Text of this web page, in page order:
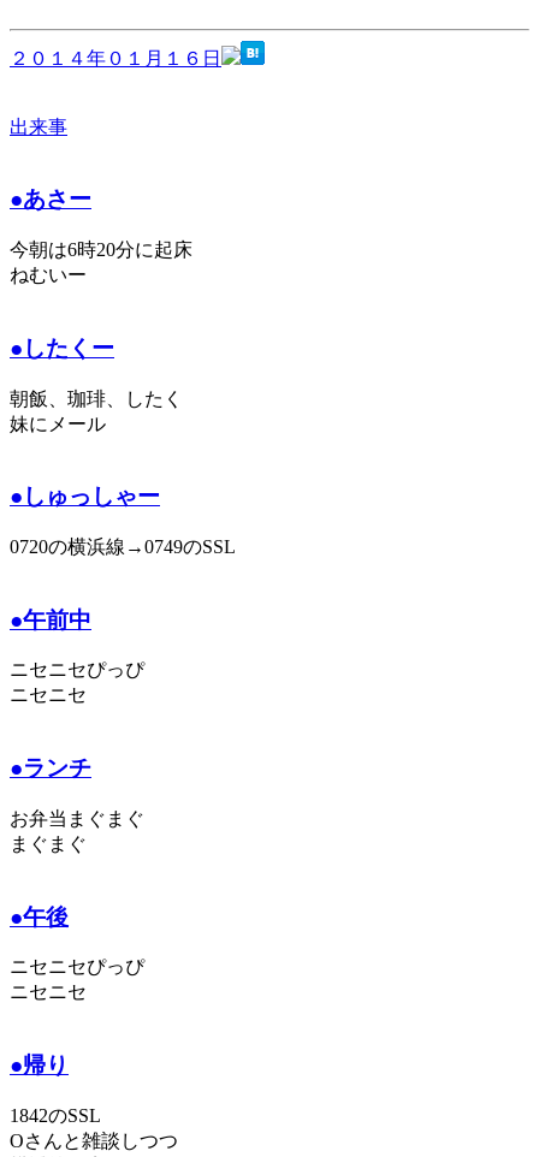
２０１４年０１月１６日
出来事
●あさー
今朝は6時20分に起床
ねむいー
●したくー
朝飯、珈琲、したく
妹にメール
●しゅっしゃー
0720の横浜線→0749のSSL
●午前中
ニセニセぴっぴ
ニセニセ
●ランチ
お弁当まぐまぐ
まぐまぐ
●午後
ニセニセぴっぴ
ニセニセ
●帰り
1842のSSL
Oさんと雑談しつつ